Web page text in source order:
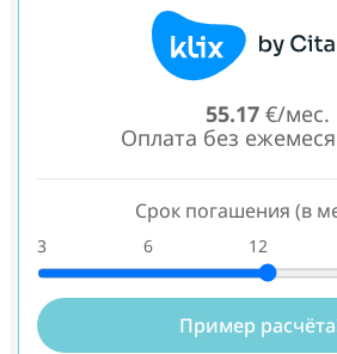
55.17 €/мес.
Оплата без
Срок погашения (в
3 6 12
Пример расчёта